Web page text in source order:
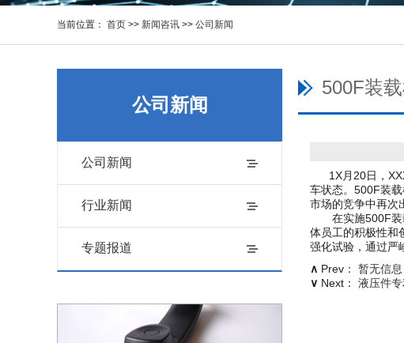
当前位置： 首页 >> 新闻咨讯 >> 公司新闻
公司新闻
公司新闻
行业新闻
专题报道
500F装
1X月20日，
车状态。500F装
市场的竞争中再次
在实施500F装载
体员工的积极性和
强化试验，通过严
∧ Prev： 暂无信息
∨ Next： 液压件